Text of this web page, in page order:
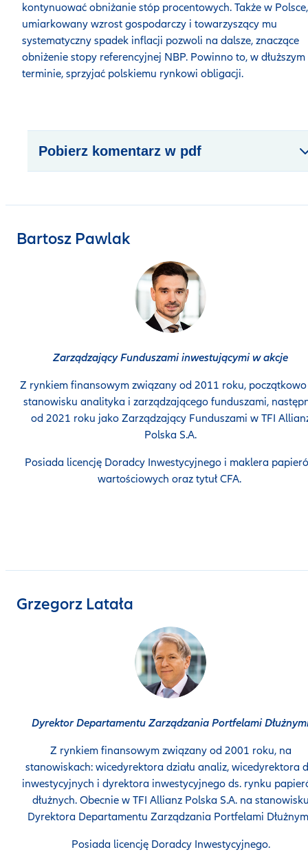
kontynuować obniżanie stóp procentowych. Także w Polsce,
umiarkowany wzrost gospodarczy i towarzyszący mu
systematyczny spadek inflacji pozwoli na dalsze, znaczące
obniżenie stopy referencyjnej NBP. Powinno to, w dłuższym
terminie, sprzyjać polskiemu rynkowi obligacji.
Pobierz komentarz w pdf
Bartosz Pawlak
Zarządzający Funduszami inwestującymi w akcje
Z rynkiem finansowym związany od 2011 roku,
stanowisku analityka i zarządzającego funduszami,
od 2021 roku jako Zarządzający Funduszami w TFI
Polska S.A.
Posiada licencję Doradcy Inwestycyjnego i maklera
wartościowych oraz tytuł CFA.
Grzegorz Latała
Dyrektor Departamentu Zarządzania Portfelami
Z rynkiem finansowym związany od 2001 roku, na
stanowiskach: wicedyrektora działu analiz, wicedyrektora
inwestycyjnych i dyrektora inwestycyjnego ds. rynku
dłużnych. Obecnie w TFI Allianz Polska S.A. na
Dyrektora Departamentu Zarządzania Portfelami
Posiada licencję Doradcy Inwestycyjnego.